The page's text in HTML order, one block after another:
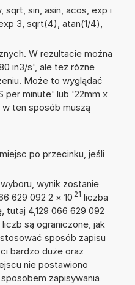
sin, asin, acos, exp i
3, sqrt(4), atan(1/4),
W rezultacie można
in3/s', ale też różne
Może to wyglądać
per minute' lub '22mm x
ten sposób muszą
po przecinku, jeśli
wynik zostanie
629 092 2 × 10 21 liczba
tutaj 4,129 066 629 092
są ograniczone, jak
sposób zapisu
bardzo duże oraz
nie postawiono
zapisywania